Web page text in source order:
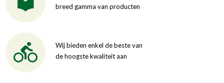
breed gamma van producten
Wij bieden enkel de beste van
de hoogste kwaliteit aan